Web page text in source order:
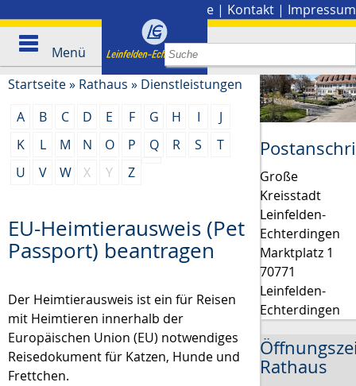
Presse | Kontakt | Impressum
Menü
Startseite» Rathaus » Dienstleistungen
A
B C D E F G H I
J
K
L M N O P Q R S
T
U
V W X Y Z
EU-Heimtierausweis (Pet
Passport) beantragen
Der Heimtierausweis ist ein für Reisen
mit Heimtieren innerhalb der
Europäischen Union (EU) notwendiges
Reisedokument für Katzen, Hunde und
Frettchen.
Große
Kreisstadt
Leinfelden-
Echterdingen
Marktplatz 1
70771
Leinfelden-
Echterdingen
Rathaus